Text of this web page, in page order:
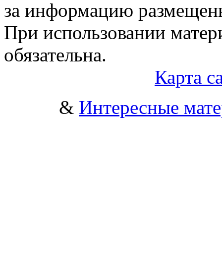
за информацию
При использовании
обязательна.
Карта
& Интересные